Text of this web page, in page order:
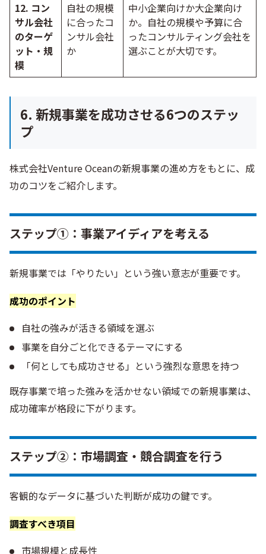
12. コン
サル会社
のターゲ
ット・規
模
自社の規模
に合ったコ
ンサル会社
か
中小企業向けか大企業向け
か。自社の規模や予算に合
ったコンサルティング会社を
選ぶことが大切です。
6. 新規事業を成功させる6つのステッ
プ
株式会社Venture Oceanの新規事業の進め方をもとに、成
功のコツをご紹介します。
ステップ①：事業アイディアを考える
新規事業では「やりたい」という強い意志が重要です。
成功のポイント
自社の強みが活きる領域を選ぶ
事業を自分ごと化できるテーマにする
「何としても成功させる」という強烈な意思を持つ
既存事業で培った強みを活かせない領域での新規事業は、
成功確率が格段に下がります。
ステップ②：市場調査・競合調査を行う
客観的なデータに基づいた判断が成功の鍵です。
調査すべき項目
市場規模と成長性